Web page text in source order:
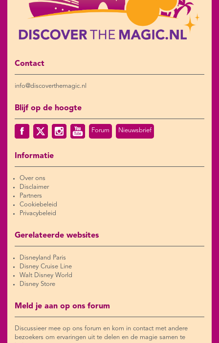
Contact
info@discoverthemagic.nl
Blijf op de hoogte
Forum Nieuwsbrief
Informatie
Over ons
Disclaimer
Partners
Cookiebeleid
Privacybeleid
Gerelateerde websites
Disneyland Paris
Disney Cruise Line
Walt Disney World
Disney Store
Meld je aan op ons forum
Discussieer mee op ons forum en kom in contact met andere
bezoekers om ervaringen uit te delen en de magie samen te